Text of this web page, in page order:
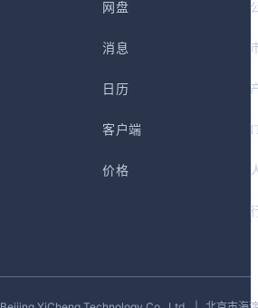
网盘
消息
日历
客户端
价格